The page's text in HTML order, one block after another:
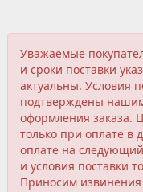
Уважаемые
и сроки поставки
актуальны. Условия
подтверждены
оформления заказа.
только при оплате в
оплате на
и условия поставки
Приносим извинения